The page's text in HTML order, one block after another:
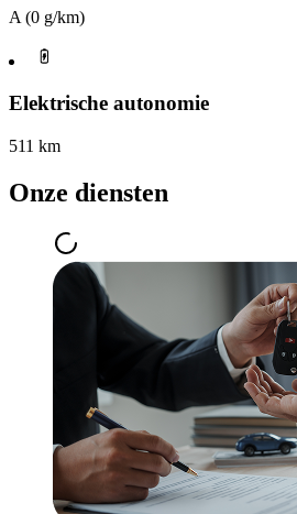
A (0 g/km)
Elektrische autonomie
511 km
Onze diensten